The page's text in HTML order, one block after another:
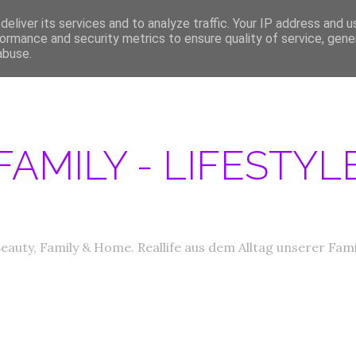
MEDIA DATEN ABOUT PRODUKTTESTER GESUCHT
-
Family & Home. Reallife aus dem Alltag unserer
its services and to analyze traffic. Your IP address and
and security metrics to ensure quality of service,